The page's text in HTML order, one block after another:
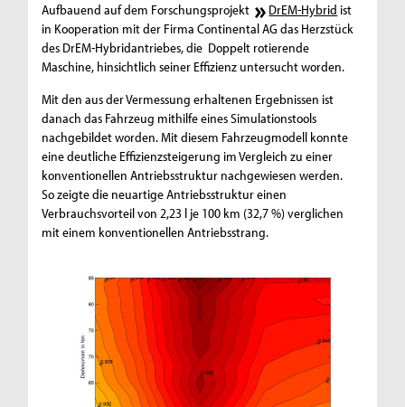
Aufbauend auf dem Forschungsprojekt
DrEM-Hybrid ist
in Kooperation mit der Firma Continental AG das Herzstück
des DrEM-Hybridantriebes, die Doppelt rotierende
Maschine, hinsichtlich seiner Effizienz untersucht worden.
Mit den aus der Vermessung erhaltenen Ergebnissen ist
danach das Fahrzeug mithilfe eines Simulationstools
nachgebildet worden. Mit diesem Fahrzeugmodell konnte
eine deutliche Effizienzsteigerung im Vergleich zu einer
konventionellen Antriebsstruktur nachgewiesen werden.
So zeigte die neuartige Antriebsstruktur einen
Verbrauchsvorteil von 2,23 l je 100 km (32,7 %) verglichen
mit einem konventionellen Antriebsstrang.